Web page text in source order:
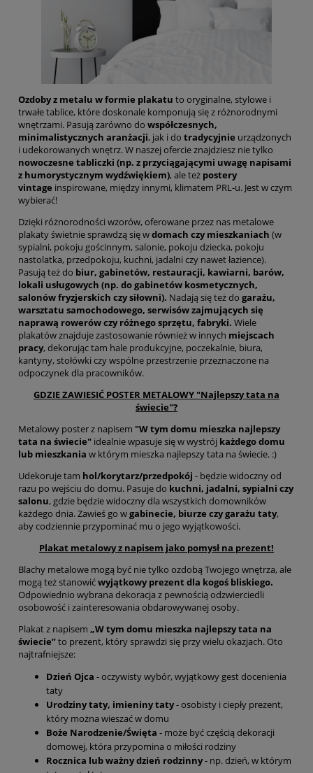
Ozdoby z metalu w formie plakatu to oryginalne, stylowe i
trwałe tablice, które doskonale komponują się z różnorodnymi
wnętrzami. Pasują zarówno do współczesnych,
minimalistycznych aranżacji, jak i do tradycyjnie urządzonych
i udekorowanych wnętrz. W naszej ofercie znajdziesz nie tylko
nowoczesne tabliczki (np. z przyciągającymi uwagę napisami
z humorystycznym wydźwiękiem), ale też postery
vintage inspirowane, między innymi, klimatem PRL-u. Jest w czym
wybierać!
Dzięki różnorodności wzorów, oferowane przez nas metalowe
plakaty świetnie sprawdzą się wdomach czy mieszkaniach (w
sypialni, pokoju gościnnym, salonie, pokoju dziecka, pokoju
nastolatka, przedpokoju, kuchni, jadalni czy nawet łazience).
Pasują też do biur, gabinetów, restauracji, kawiarni, barów,
lokali usługowych (np. do gabinetów kosmetycznych,
salonów fryzjerskich czy siłowni). Nadają się też do garażu,
warsztatu samochodowego, serwisów zajmujących się
naprawą rowerów czy różnego sprzętu, fabryki. Wiele
plakatów znajduje zastosowanie również w innych miejscach
pracy, dekorując tam hale produkcyjne, poczekalnie, biura,
kantyny, stołówki czy wspólne przestrzenie przeznaczone na
odpoczynek dla pracowników.
GDZIE ZAWIESIĆ POSTER METALOWY "Najlepszy tata na
świecie"?
Metalowy poster z napisem "W tym domu mieszka najlepszy
tata na świecie" idealnie wpasuje się w wystrój każdego domu
lub mieszkania w którym mieszka najlepszy tata na świecie. :)
Udekoruje tam hol/korytarz/przedpokój - będzie widoczny od
razu po wejściu do domu. Pasuje do kuchni, jadalni, sypialni czy
salonu, gdzie będzie widoczny dla wszystkich domowników
każdego dnia. Zawieś go wgabinecie, biurze czy garażu taty,
aby codziennie przypominać mu o jego wyjątkowości.
Plakat metalowy z napisem jako pomysł na prezent!
Blachy metalowe mogą być nie tylko ozdobą Twojego wnętrza, ale
mogą też stanowićwyjątkowy prezent dla kogoś bliskiego.
Odpowiednio wybrana dekoracja z pewnością odzwierciedli
osobowość i zainteresowania obdarowywanej osoby.
Plakat z napisem „W tym domu mieszka najlepszy tata na
świecie”to prezent, który sprawdzi się przy wielu okazjach. Oto
najtrafniejsze:
Dzień Ojca - oczywisty wybór, wyjątkowy gest docenienia
taty
Urodziny taty, imieniny taty- osobisty i ciepły prezent,
który można wieszać w domu
Boże Narodzenie/Święta - może być częścią dekoracji
domowej, która przypomina o miłości rodziny
Rocznica lub ważny dzień rodzinny- np. dzień, w którym